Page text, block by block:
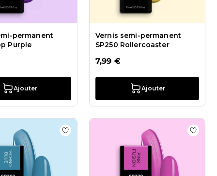
permanent
Purple
Ajouter
Vernis semi-permanent
SP250 Rollercoaster
7,99 €
Ajouter
Copacabana
souhaits Collection SuperscienceAjouter à la liste de souhaits Vernis semi-